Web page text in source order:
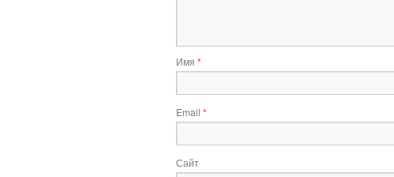
Имя *
Email *
Сайт